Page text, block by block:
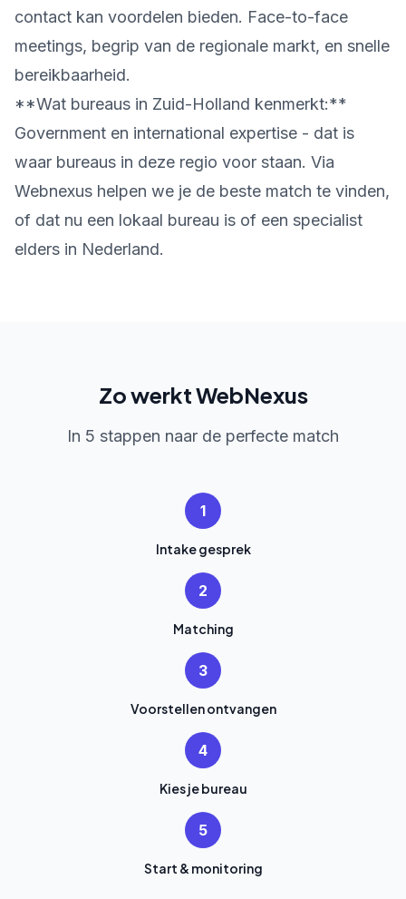
contact kan voordelen bieden. Face-to-face
meetings, begrip van de regionale markt, en snelle
bereikbaarheid.
**Wat bureaus in Zuid-Holland kenmerkt:**
Government en international expertise - dat is
waar bureaus in deze regio voor staan. Via
Webnexus helpen we je de beste match te vinden,
of dat nu een lokaal bureau is of een specialist
elders in Nederland.
Zo werkt WebNexus
In 5 stappen naar de perfecte match
1
Intake gesprek
2
Matching
3
Voorstellen ontvangen
4
Kies je bureau
5
Start & monitoring